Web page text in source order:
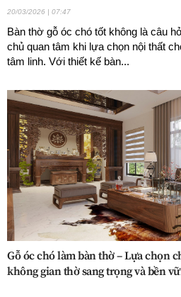
20/03/2026 | 07:47
Bàn thờ gỗ óc chó tốt không là câu
chủ quan tâm khi lựa chọn nội thất
tâm linh. Với thiết kế bàn...
Gỗ óc chó làm bàn thờ – Lựa chọn
không gian thờ sang trọng và bền